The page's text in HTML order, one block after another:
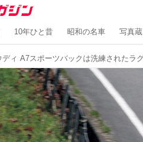
10年ひと昔 昭和の名車 写真蔵